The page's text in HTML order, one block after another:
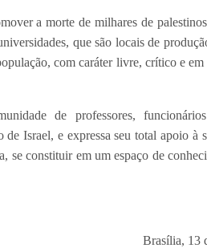
a morte de milhares de
que são locais de
com caráter livre, crítico e
de professores,
Israel, e expressa seu total apoio à
se constituir em um espaço de
Brasília, 13